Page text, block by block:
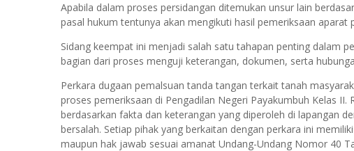
Apabila dalam proses persidangan ditemukan unsur lain
pasal hukum tentunya akan mengikuti hasil pemeriksaan
Sidang keempat ini menjadi salah satu tahapan penting dalam
bagian dari proses menguji keterangan, dokumen, serta
Perkara dugaan pemalsuan tanda tangan terkait tanah
proses pemeriksaan di Pengadilan Negeri Payakumbuh Kelas
berdasarkan fakta dan keterangan yang diperoleh di lapangan
bersalah. Setiap pihak yang berkaitan dengan perkara ini
maupun hak jawab sesuai amanat Undang-Undang Nomor 40